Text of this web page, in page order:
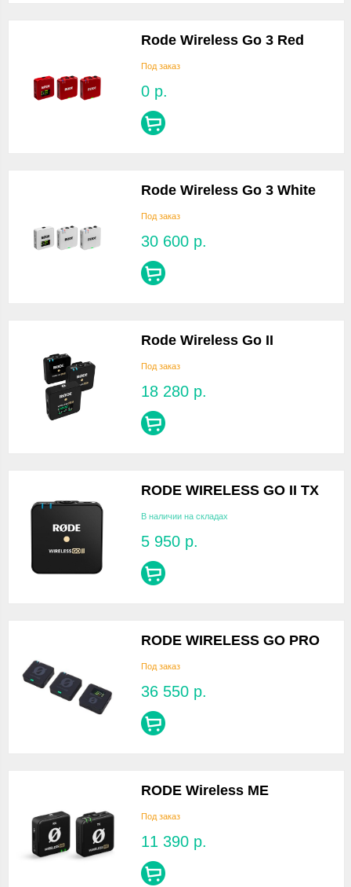
Rode Wireless Go 3 Red
Под заказ
0 р.
Rode Wireless Go 3 White
Под заказ
30 600 р.
Rode Wireless Go II
Под заказ
18 280 р.
RODE WIRELESS GO II TX
В наличии на складах
5 950 р.
RODE WIRELESS GO PRO
Под заказ
36 550 р.
RODE Wireless ME
Под заказ
11 390 р.